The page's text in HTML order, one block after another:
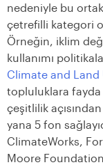
nedeniyle bu
çetrefilli kategori
Örneğin, iklim
kullanımı
Climate and Land
topluluklara fayda
çeşitlilik
yana 5 fon
ClimateWorks,
Moore